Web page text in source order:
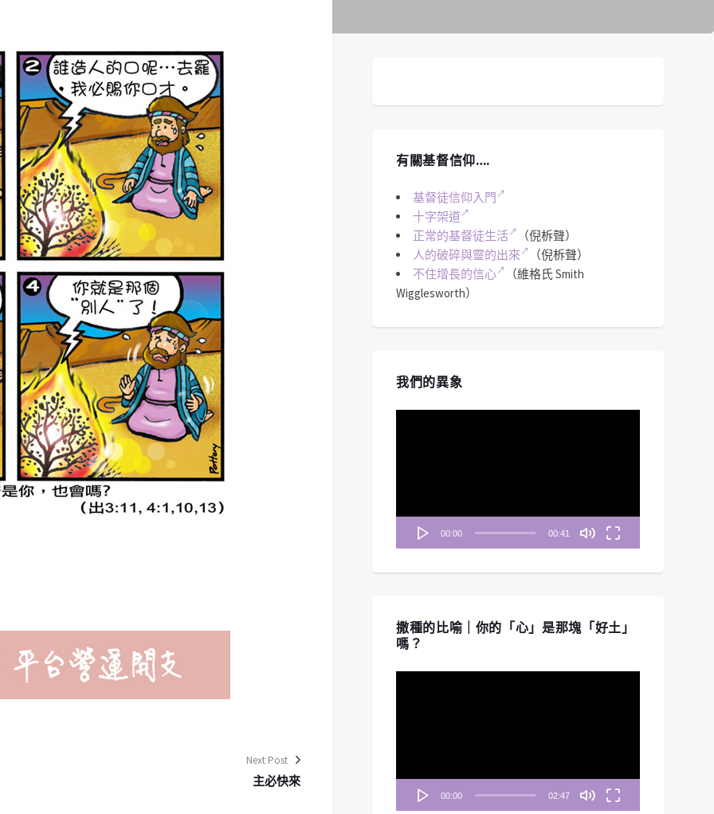
Next Post
主必快來
有關基督信仰….
基督徒信仰入門
十字架道
正常的基督徒生活
（倪柝聲）
人的破碎與靈的出來
（倪柝聲）
不住增長的信心
（維格氏 Smith
Wigglesworth）
我們的異象
00:00 00:41
撒種的比喻｜你的「心」是那塊「好土」
嗎？
00:00 02:47